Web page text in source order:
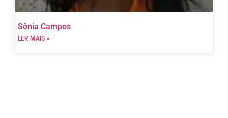
Sônia Campos
LER MAIS »